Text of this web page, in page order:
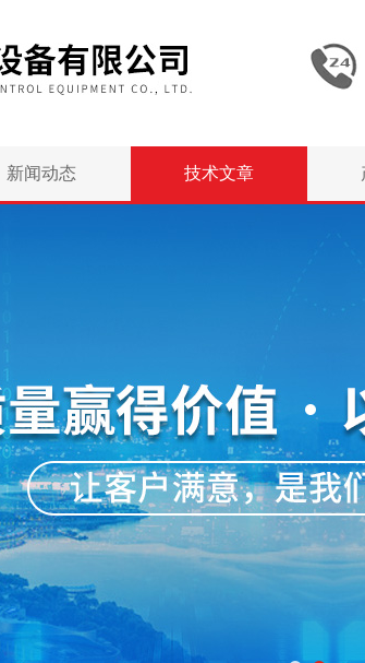
新闻动态 技术文章